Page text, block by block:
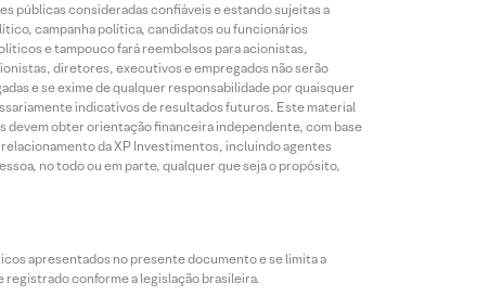
públicas consideradas confiáveis e estando sujeitas a
campanha política, candidatos ou funcionários
e tampouco fará reembolsos para acionistas,
diretores, executivos e empregados não serão
e se exime de qualquer responsabilidade por quaisquer
indicativos de resultados futuros. Este material
devem obter orientação financeira independente, com base
da XP Investimentos, incluindo agentes
no todo ou em parte, qualquer que seja o propósito,
apresentados no presente documento e se limita a
conforme a legislação brasileira.